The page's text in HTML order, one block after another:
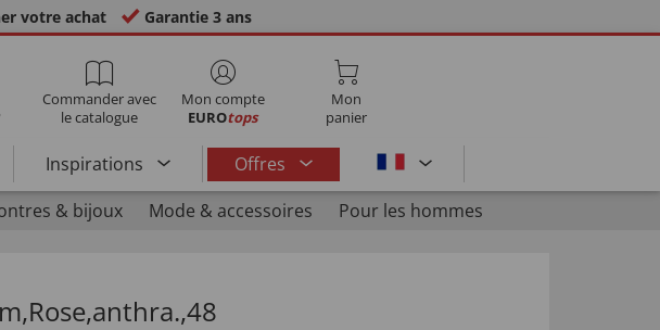
votre achat Garantie 3 ans
Commander avec
le catalogue
Mon compte
EUROtops
Mon
panier
Inspirations
Offres
& bijoux Mode & accessoires Pour les hommes